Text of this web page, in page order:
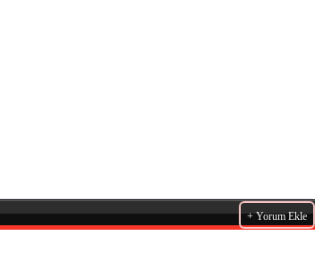
+ Yorum Ekle